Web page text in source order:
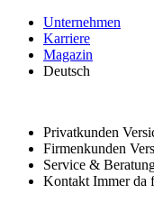
beachten
Diese
Website
Unternehmen
Karriere
Magazin
Deutsch
Privatkunden
Firmenkunden
Service &
Kontakt Immer da